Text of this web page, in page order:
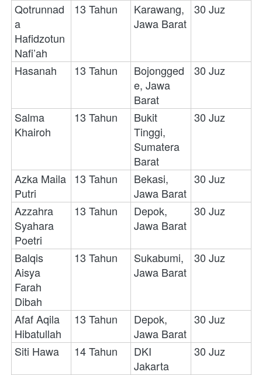
Qotrunnad
a
Hafidzotun
Nafi’ah
13 Tahun
Karawang,
Jawa Barat
30 Juz
Hasanah 13 Tahun
Bojongged
e, Jawa
Barat
30 Juz
Salma
Khairoh
13 Tahun
Bukit
Tinggi,
Sumatera
Barat
30 Juz
Azka Maila
Putri
13 Tahun
Bekasi,
Jawa Barat
30 Juz
Azzahra
Syahara
Poetri
13 Tahun
Depok,
Jawa Barat
30 Juz
Balqis
Aisya
Farah
Dibah
13 Tahun
Sukabumi,
Jawa Barat
30 Juz
Afaf Aqila
Hibatullah
13 Tahun
Depok,
Jawa Barat
30 Juz
Siti Hawa 14 Tahun
DKI
Jakarta
30 Juz